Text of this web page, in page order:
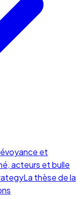
et
acteurs et bulle
La thèse de la